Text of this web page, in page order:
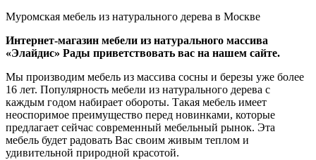
Муромская мебель из натурального дерева в Москве
Интернет-магазин мебели из натурального массива
«Элайдис» Рады приветствовать вас на нашем сайте.
Мы производим мебель из массива сосны и березы уже более
16 лет. Популярность мебели из натурального дерева с
каждым годом набирает обороты. Такая мебель имеет
неоспоримое преимущество перед новинками, которые
предлагает сейчас современный мебельный рынок. Эта
мебель будет радовать Вас своим живым теплом и
удивительной природной красотой.